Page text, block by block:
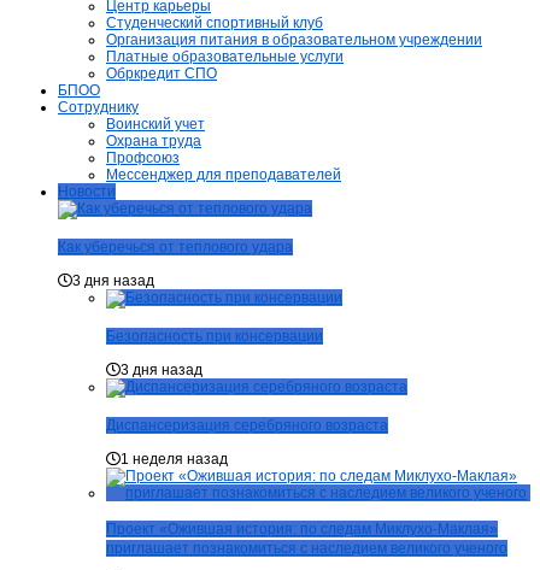
Центр карьеры
Студенческий спортивный клуб
Организация питания в образовательном учреждении
Платные образовательные услуги
Обркредит СПО
БПОО
Сотруднику
Воинский учет
Охрана труда
Профсоюз
Мессенджер для преподавателей
Новости
Как уберечься от теплового удара
3 дня назад
Безопасность при консервации
3 дня назад
Диспансеризация серебряного возраста
1 неделя назад
Проект «Ожившая история: по следам Миклухо-Маклая»
приглашает познакомиться с наследием великого ученого